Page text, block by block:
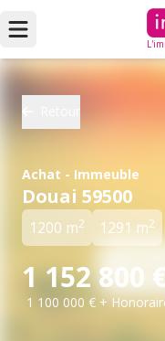
Achat - Immeuble
Douai 59500
1200 m2 1291 m2
1 152 800
1 100 000 € +